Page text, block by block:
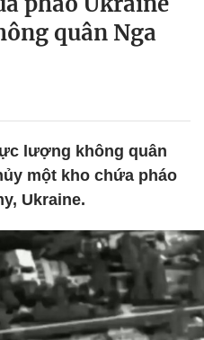
quân Nga
lượng không quân
một kho chứa pháo
Ukraine.